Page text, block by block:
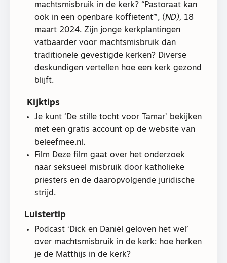
machtsmisbruik in de kerk? “Pastoraat kan
ook in een openbare koffietent”’, (ND), 18
maart 2024. Zijn jonge kerkplantingen
vatbaarder voor machtsmisbruik dan
traditionele gevestigde kerken? Diverse
deskundigen vertellen hoe een kerk gezond
blijft.
Kijktips
Je kunt ‘De stille tocht voor Tamar’ bekijken
met een gratis account op de website van
beleefmee.nl.
Film Deze film gaat over het onderzoek
naar seksueel misbruik door katholieke
priesters en de daaropvolgende juridische
strijd.
Luistertip
Podcast ‘Dick en Daniël geloven het wel’
over machtsmisbruik in de kerk: hoe herken
je de Matthijs in de kerk?